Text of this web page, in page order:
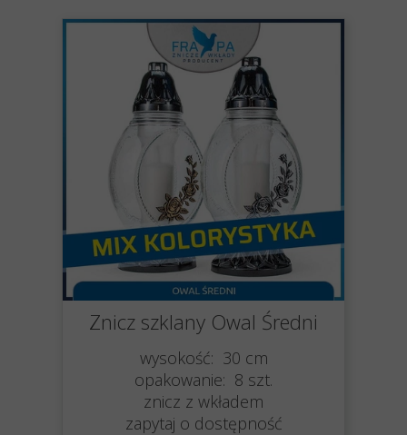
Znicz szklany Owal Średni
wysokość: 30 cm
opakowanie: 8 szt.
znicz z wkładem
zapytaj o dostępność